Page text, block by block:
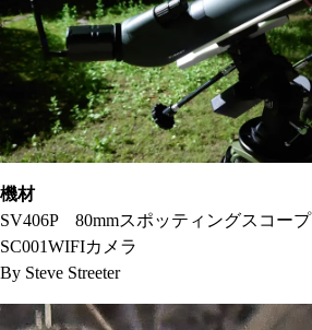
機材
SV406P 80mmスポッティングスコープ
SC001WIFIカメラ
By Steve Streeter